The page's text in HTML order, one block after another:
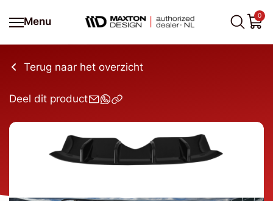
Menu
0
Terug naar het overzicht
Deel dit product